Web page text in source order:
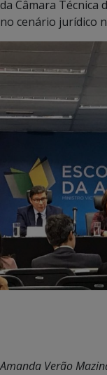
da Câmara Técnica
no cenário jurídico
Amanda Verão